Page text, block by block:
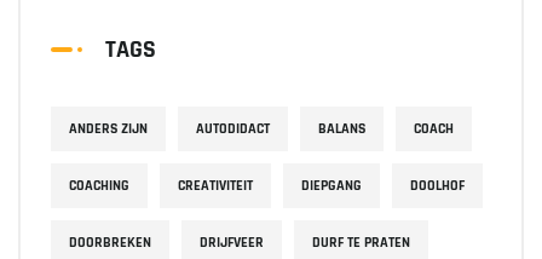
TAGS
ANDERS ZIJN AUTODIDACT BALANS COACH
COACHING CREATIVITEIT DIEPGANG DOOLHOF
DOORBREKEN DRIJFVEER DURF TE PRATEN